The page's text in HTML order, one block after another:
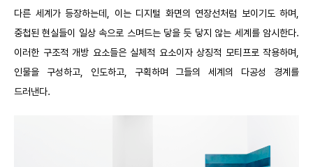
다른 세계가 등장하는데, 이는 디지털 화면의 연장선처럼 보이기도 하며,
중첩된 현실들이 일상 속으로 스며드는 닿을 듯 닿지 않는 세계를 암시한다.
이러한 구조적 개방 요소들은 실체적 요소이자 상징적 모티프로 작용하며,
인물을 구성하고, 인도하고, 구획하며 그들의 세계의 다공성 경계를
드러낸다.